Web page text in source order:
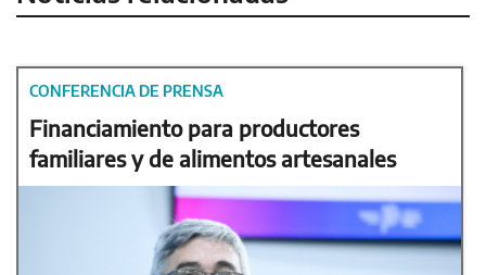
CONFERENCIA DE PRENSA
Financiamiento para productores
familiares y de alimentos artesanales